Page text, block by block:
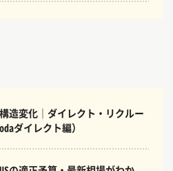
造変化｜ダイレクト・リクルー
ダイレクト編）